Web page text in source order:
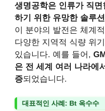
생명공학은 인류가 직면
하기 위한 유망한 솔루
이 분야의 발전은 체계
다양한 지역적 식량 위
있습니다. 예를 들어,
은 전 세계 여러 나라에
증되었습니다.
대표적인 사례: Bt 옥수수